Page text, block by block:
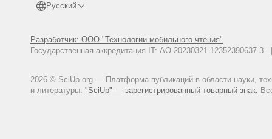
Русский
Разработчик: ООО "Технологии мобильного чтения"
Государственная аккредитация IT: АО-20230321-
2026 © SciUp.org — Платформа публикаций в области науки,
и литературы. "SciUp" — зарегистрированный товарный знак.